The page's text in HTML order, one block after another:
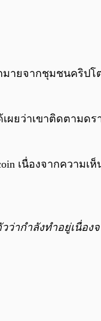
ยจากชุมชนคริป
เผยว่าเขาติดตาม
เนื่องจากความ
ว่ากำลังทำอยู่เนื่